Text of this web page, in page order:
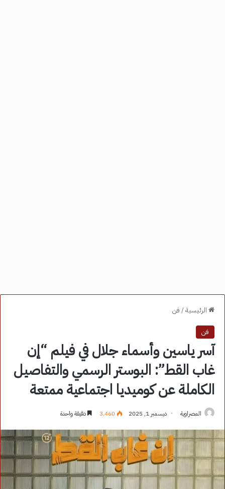
الرئيسية/ فن
فن
آسر ياسين وأسماء جلال في فيلم “إن
غاب القط”: البوستر الرسمي والتفاصيل
الكاملة عن كوميديا اجتماعية ممتعة
المصراوية ديسمبر 1, 2025 3٬460 دقيقة واحدة